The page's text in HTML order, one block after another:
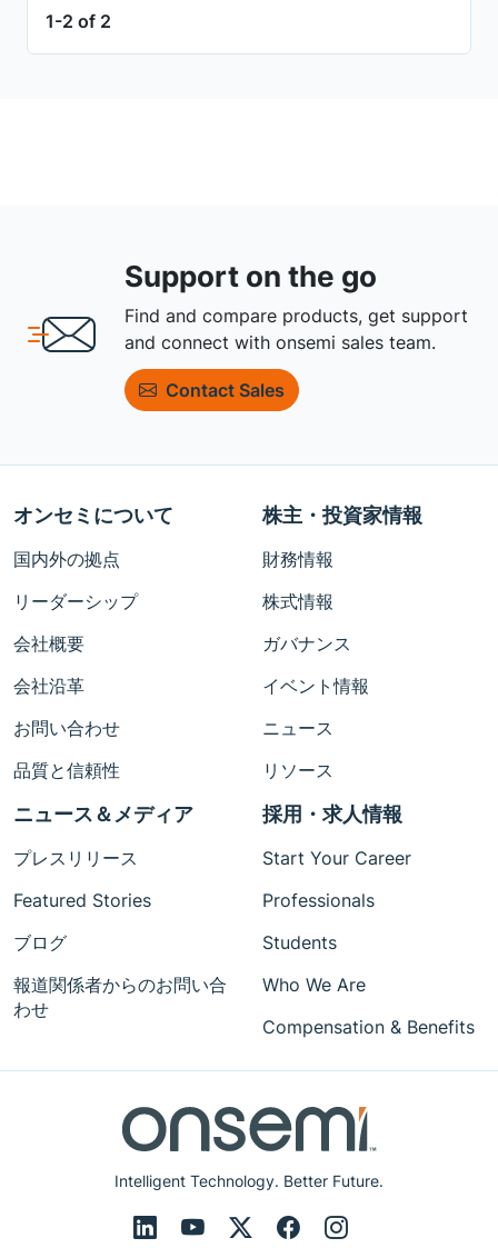
1-2 of 2
Support on the go
Find and compare products, get support
and connect with onsemi sales team.
Contact Sales
Intelligent Technology. Better Future.
オンセミについて
国内外の拠点
リーダーシップ
会社概要
会社沿革
お問い合わせ
品質と信頼性
株主・投資家情報
財務情報
株式情報
ガバナンス
イベント情報
ニュース
リソース
ニュース＆メディア
プレスリリース
Featured Stories
ブログ
報道関係者からのお問い合
わせ
採用・求人情報
Start Your Career
Professionals
Students
Who We Are
Compensation & Benefits